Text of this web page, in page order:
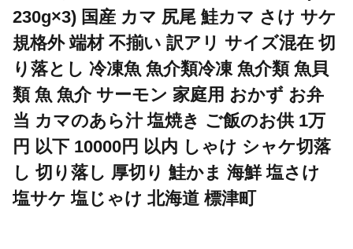
230g×3) 国産 カマ 尻尾 鮭カマ さけ サケ
規格外 端材 不揃い 訳アリ サイズ混在 切
り落とし 冷凍魚 魚介類冷凍 魚介類 魚貝
類 魚 魚介 サーモン 家庭用 おかず お弁
当 カマのあら汁 塩焼き ご飯のお供 1万
円 以下 10000円 以内 しゃけ シャケ切落
し 切り落し 厚切り 鮭かま 海鮮 塩さけ
塩サケ 塩じゃけ 北海道 標津町